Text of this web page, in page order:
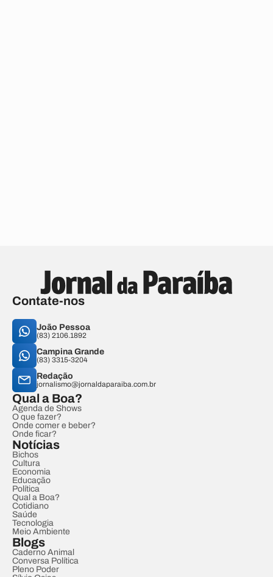
Contate-nos
João Pessoa
(83) 2106.1892
Campina Grande
(83) 3315-3204
Redação
jornalismo@jornaldaparaiba.com.br
Qual a Boa?
Agenda de Shows
O que fazer?
Onde comer e beber?
Onde ficar?
Notícias
Bichos
Cultura
Economia
Educação
Política
Qual a Boa?
Cotidiano
Saúde
Tecnologia
Meio Ambiente
Blogs
Caderno Animal
Conversa Política
Pleno Poder